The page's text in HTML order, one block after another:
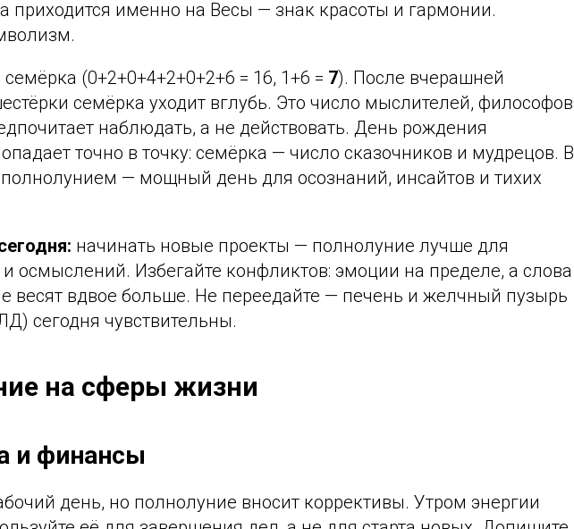
приходится именно на Весы — знак красоты и гармонии.
(0+2+0+4+2+0+2+6 = 16, 1+6 = 7). После вчерашней
семёрка уходит вглубь. Это число мыслителей, философов
наблюдать, а не действовать. День рождения
точно в точку: семёрка — число сказочников и мудрецов. В
полнолунием — мощный день для осознаний, инсайтов и тихих
начинать новые проекты — полнолуние лучше для
осмыслений. Избегайте конфликтов: эмоции на пределе, а слова
весят вдвое больше. Не переедайте — печень и желчный пузырь
сегодня чувствительны.
на сферы жизни
и финансы
день, но полнолуние вносит коррективы. Утром энергии